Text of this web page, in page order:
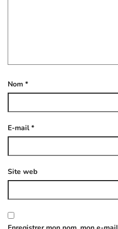
Nom *
E-mail*
Site web